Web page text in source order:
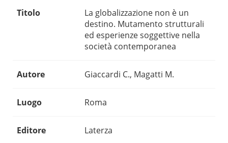
Titolo
La globalizzazione non è un
destino. Mutamento strutturali
ed esperienze soggettive nella
società contemporanea
Autore Giaccardi C., Magatti M.
Luogo Roma
Editore Laterza